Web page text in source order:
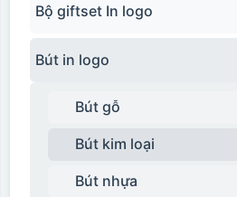
Bộ giftset In logo
Bút in logo
Bút gỗ
Bút kim loại
Bút nhựa